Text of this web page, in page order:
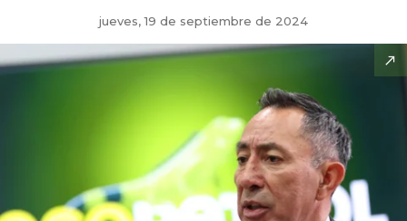
jueves, 19 de septiembre de 2024